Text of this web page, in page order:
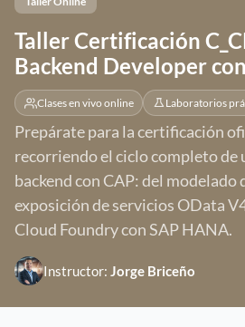
Taller Certificación
Backend Developer
Clases en vivo online Laboratorios
Prepárate para la certificación
recorriendo el ciclo completo de
backend con CAP: del modelado
exposición de servicios OData
Cloud Foundry con SAP HANA.
Instructor: Jorge Briceño